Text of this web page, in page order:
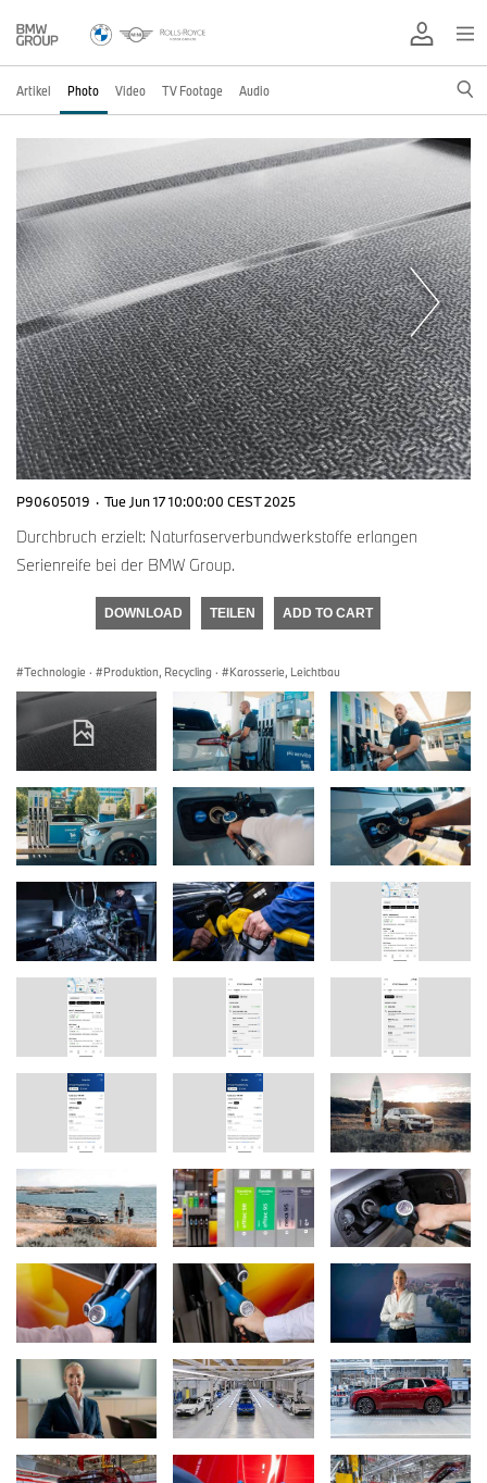
Artikel Photo Video TV Footage Audio
P90605019 · Tue Jun 17 10:00:00 CEST 2025
Durchbruch erzielt: Naturfaserverbundwerkstoffe erlangen
Serienreife bei der BMW Group.
DOWNLOAD TEILEN ADD TO CART
Technologie · Produktion, Recycling · Karosserie, Leichtbau